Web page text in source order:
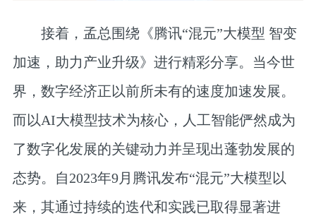
接着，孟总围绕《腾讯“混元”大模型 智变
加速，助力产业升级》 进行精彩分享。当今世
界，数字经济正以前所未有的速度加速发展。
而以AI大模型技术为核心，人工智能俨然成为
了数字化发展的关键动力并呈现出蓬勃发展的
态势。自2023年9月腾讯发布“混元”大模型以
来，其通过持续的迭代和实践已取得显著进